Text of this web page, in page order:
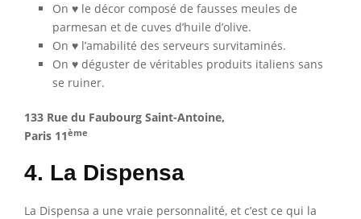
On ♥ le décor composé de fausses meules de
parmesan et de cuves d’huile d’olive.
On ♥ l’amabilité des serveurs survitaminés.
On ♥ déguster de véritables produits italiens sans
se ruiner.
133 Rue du Faubourg Saint-Antoine,
Paris 11ème
4. La Dispensa
La Dispensa a une vraie personnalité, et c’est ce qui la